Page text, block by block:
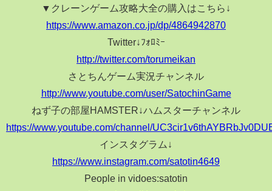
▼クレーンゲーム攻略大全の購入はこちら↓
https://www.amazon.co.jp/dp/4864942870
Twitter↓ﾌｫﾛﾐｰ
http://twitter.com/torumeikan
さとちんゲーム実況チャンネル
http://www.youtube.com/user/SatochinGame
ねず子の部屋HAMSTER↓ハムスターチャンネル
https://www.youtube.com/channel/
インスタグラム↓
https://www.instagram.com/satotin4649
People in vidoes:satotin